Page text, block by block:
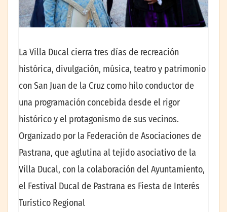
La Villa Ducal cierra tres días de recreación
histórica, divulgación, música, teatro y patrimonio
con San Juan de la Cruz como hilo conductor de
una programación concebida desde el rigor
histórico y el protagonismo de sus vecinos.
Organizado por la Federación de Asociaciones de
Pastrana, que aglutina al tejido asociativo de la
Villa Ducal, con la colaboración del Ayuntamiento,
el Festival Ducal de Pastrana es Fiesta de Interés
Turístico Regional